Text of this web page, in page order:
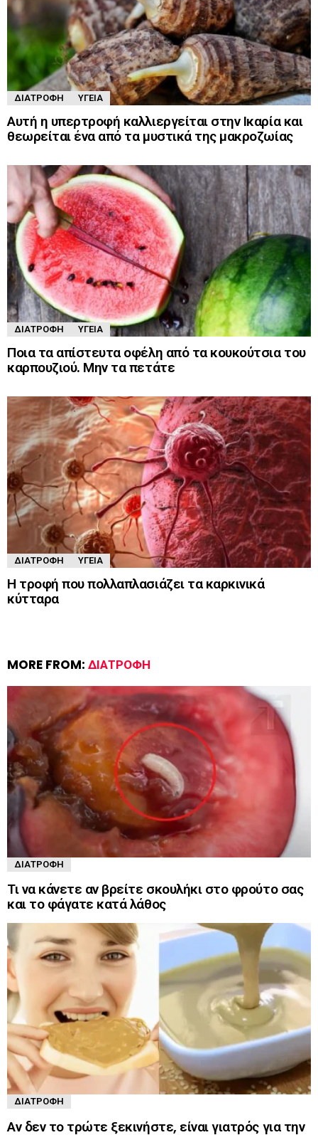
ΔΙΑΤΡΟΦΉ ΥΓΕΊΑ
Αυτή η υπερτροφή καλλιεργείται στην Ικαρία και
θεωρείται ένα από τα μυστικά της μακροζωίας
ΔΙΑΤΡΟΦΉ ΥΓΕΊΑ
Ποια τα απίστευτα οφέλη από τα κουκούτσια του
καρπουζιού. Μην τα πετάτε
ΔΙΑΤΡΟΦΉ ΥΓΕΊΑ
Η τροφή που πολλαπλασιάζει τα καρκινικά
κύτταρα
MORE FROM: ΔΙΑΤΡΟΦΉ
ΔΙΑΤΡΟΦΉ
Τι να κάνετε αν βρείτε σκουλήκι στο φρούτο σας
και το φάγατε κατά λάθος
ΔΙΑΤΡΟΦΉ
Αν δεν το τρώτε ξεκινήστε, είναι γιατρός για την